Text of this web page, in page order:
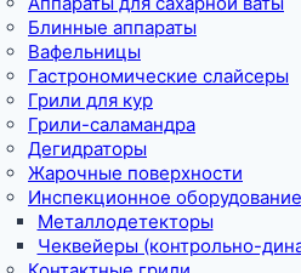
Блинные аппараты
Вафельницы
Гастрономические слайсеры
Грили для кур
Грили-саламандра
Дегидраторы
Жарочные поверхности
Инспекционное оборудование
Металлодетекторы
Чеквейеры (контрольно-